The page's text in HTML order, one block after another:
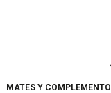
MATES Y